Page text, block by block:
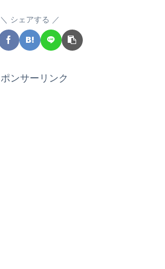
シェアする
ンサーリンク